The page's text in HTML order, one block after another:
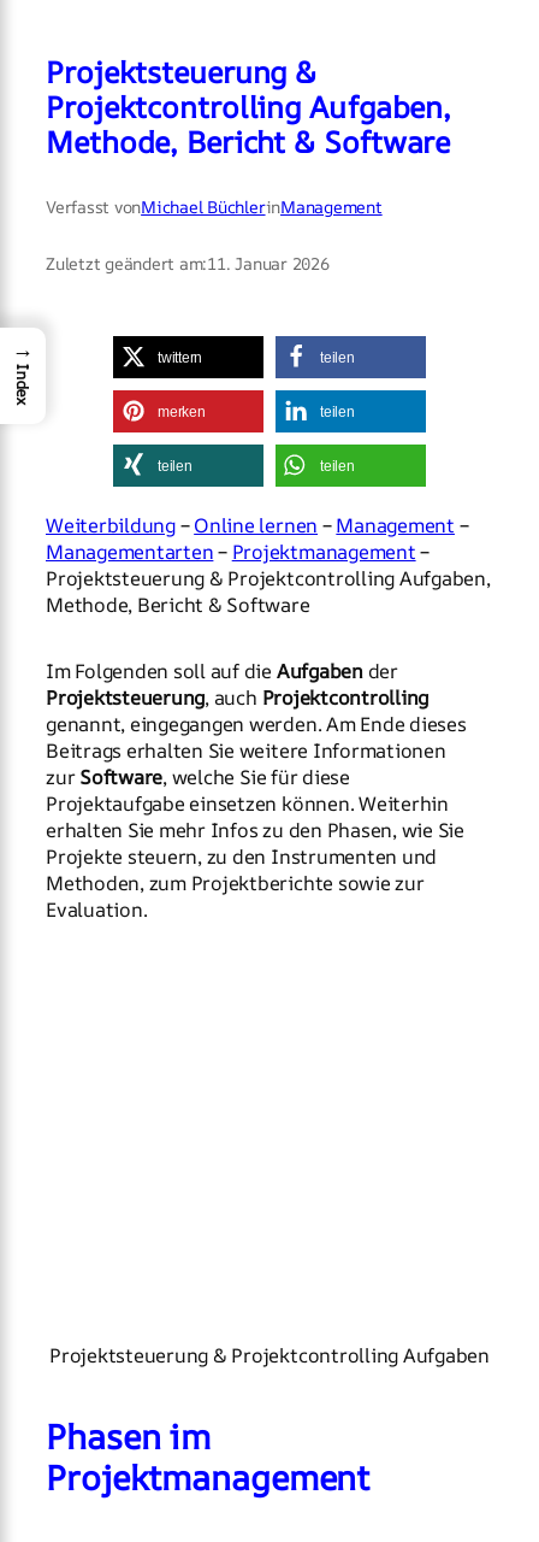
Projektsteuerung &
Projektcontrolling Aufgaben,
Methode, Bericht & Software
Verfasst vonMichael BüchlerinManagement
Zuletzt geändert am:11. Januar 2026
twittern teilen
merken teilen
teilen teilen
Weiterbildung–Online lernen –Management –
Managementarten– Projektmanagement–
Projektsteuerung & Projektcontrolling Aufgaben,
Methode, Bericht & Software
Im Folgenden soll auf die Aufgabender
Projektsteuerung, auch Projektcontrolling
genannt, eingegangen werden. Am Ende dieses
Beitrags erhalten Sie weitere Informationen
zurSoftware, welche Sie für diese
Projektaufgabe einsetzen können. Weiterhin
erhalten Sie mehr Infos zu den Phasen, wie Sie
Projekte steuern, zu den Instrumenten und
Methoden, zum Projektberichte sowie zur
Evaluation.
Projektsteuerung & Projektcontrolling Aufgaben
Phasen im
Projektmanagement
→
Index